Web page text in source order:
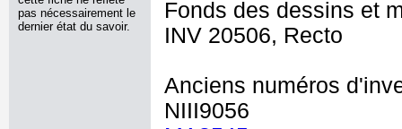
pas nécessairement le
dernier état du savoir.
Fonds des dessins et
INV 20506, Recto
Anciens numéros
NIII9056